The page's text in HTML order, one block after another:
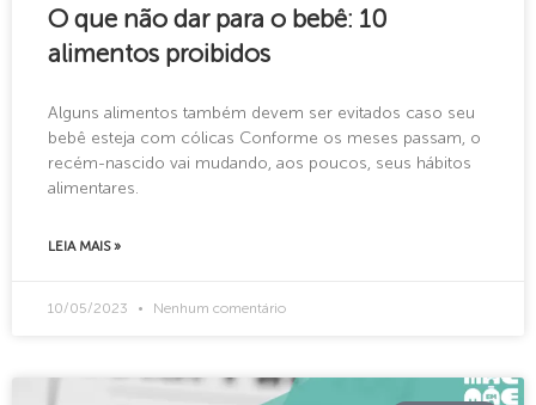
O que não dar para o bebê: 10
alimentos proibidos
Alguns alimentos também devem ser evitados caso seu
bebê esteja com cólicas Conforme os meses passam, o
recém-nascido vai mudando, aos poucos, seus hábitos
alimentares.
LEIA MAIS »
10/05/2023 Nenhum comentário